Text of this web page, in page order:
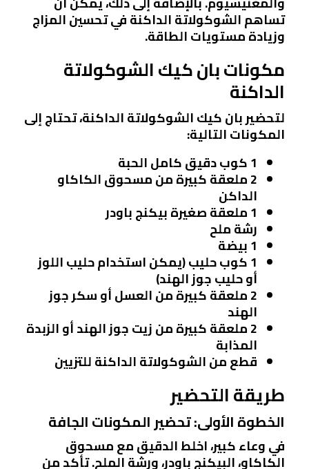
تساهم الشوكولاتة الداكنة في تحسين المزاج
وزيادة مستويات الطاقة.
مكونات بان كيك الشوكولاتة
الداكنة
لتحضير بان كيك الشوكولاتة الداكنة، تحتاج إلى
المكونات التالية:
1 كوب دقيق كامل الحبة
2 ملعقة كبيرة من مسحوق الكاكاو
الداكن
1 ملعقة صغيرة بيكنج باودر
رشة ملح
1 بيضة
1 كوب حليب (يمكن استخدام حليب اللوز
أو حليب جوز الهند)
2 ملعقة كبيرة من العسل أو سكر جوز
الهند
2 ملعقة كبيرة من زيت جوز الهند أو الزبدة
المذابة
قطع من الشوكولاتة الداكنة للتزيين
طريقة التحضير
الخطوة الأولى: تحضير المكونات الجافة
في وعاء كبير، اخلط الدقيق مع مسحوق
الكاكاو، البيكنج باودر، ورشة الملح. تأكد من